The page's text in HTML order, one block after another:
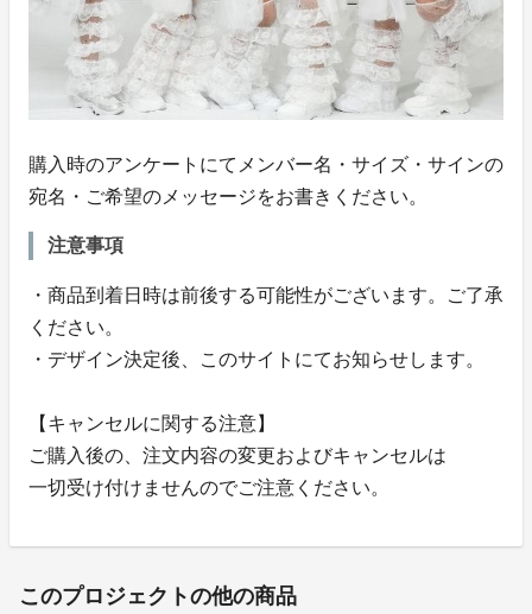
購入時のアンケートにてメンバー名・サイズ・サインの
宛名・ご希望のメッセージをお書きください。
注意事項
・商品到着日時は前後する可能性がございます。ご了承
ください。
・デザイン決定後、このサイトにてお知らせします。
【キャンセルに関する注意】
ご購入後の、注文内容の変更およびキャンセルは
一切受け付けませんのでご注意ください。
このプロジェクトの他の商品